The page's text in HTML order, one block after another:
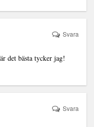
det bästa tycker jag!
Svara
Svara